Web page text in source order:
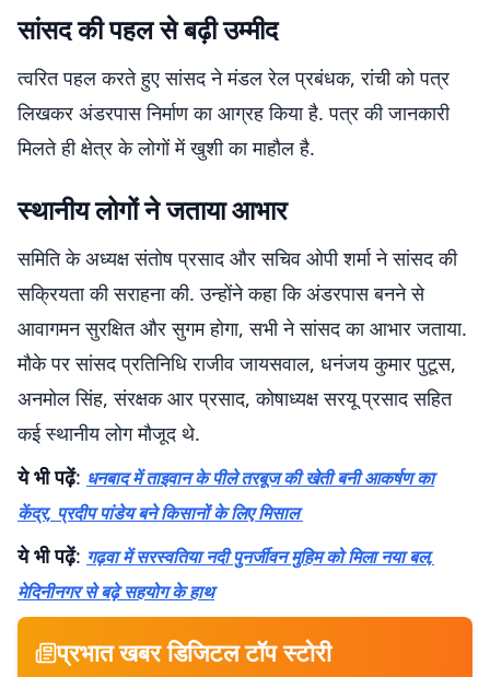
सांसद की पहल से बढ़ी उम्मीद
त्वरित पहल करते हुए सांसद ने मंडल रेल प्रबंधक, रांची को पत्र
लिखकर अंडरपास निर्माण का आग्रह किया है. पत्र की जानकारी
मिलते ही क्षेत्र के लोगों में खुशी का माहौल है.
स्थानीय लोगों ने जताया आभार
समिति के अध्यक्ष संतोष प्रसाद और सचिव ओपी शर्मा ने सांसद की
सक्रियता की सराहना की. उन्होंने कहा कि अंडरपास बनने से
आवागमन सुरक्षित और सुगम होगा, सभी ने सांसद का आभार जताया.
मौके पर सांसद प्रतिनिधि राजीव जायसवाल, धनंजय कुमार पुटूस,
अनमोल सिंह, संरक्षक आर प्रसाद, कोषाध्यक्ष सरयू प्रसाद सहित
कई स्थानीय लोग मौजूद थे.
ये भी पढ़ें: धनबाद में ताइवान के पीले तरबूज की खेती बनी आकर्षण का
केंद्र, प्रदीप पांडेय बने किसानों के लिए मिसाल
ये भी पढ़ें: गढ़वा में सरस्वतिया नदी पुनर्जीवन मुहिम को मिला नया बल,
मेदिनीनगर से बढ़े सहयोग के हाथ
प्रभात खबर डिजिटल टॉप स्टोरी